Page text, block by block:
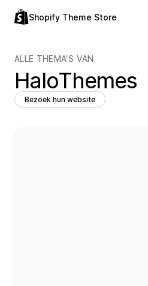
Shopify Theme Store
ALLE THEMA'S VAN
HaloThemes
Bezoek hun website